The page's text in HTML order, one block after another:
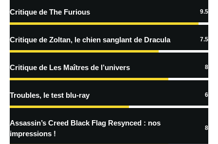
En savoir
traitées
Critique de The Furious 9.5
Critique de Zoltan, le chien sanglant de Dracula 7.5
Critique de Les Maîtres de l’univers 8
Troubles, le test blu-ray 6
Assassin’s Creed Black Flag Resynced : nos
impressions !
8